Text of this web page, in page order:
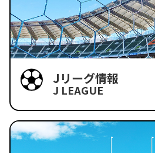
Jリーグ情報
J LEAGUE